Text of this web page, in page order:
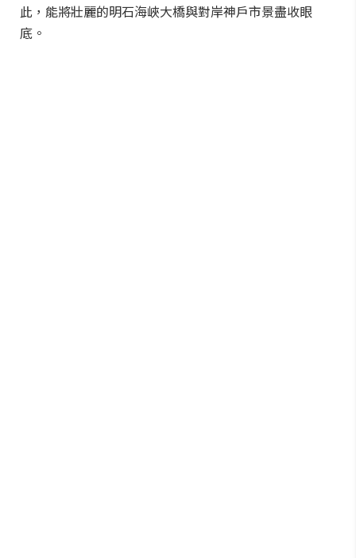
此，能將壯麗的明石海峽大橋與對岸神戶市景盡收眼
底。